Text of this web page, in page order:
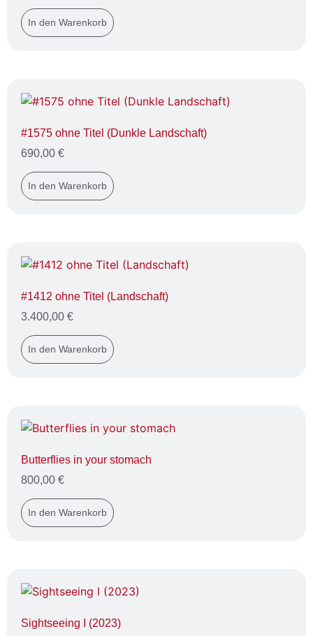
In den Warenkorb
#1575 ohne Titel (Dunkle Landschaft)
690,00 €
In den Warenkorb
#1412 ohne Titel (Landschaft)
3.400,00 €
In den Warenkorb
Butterflies in your stomach
800,00 €
In den Warenkorb
Sightseeing I (2023)